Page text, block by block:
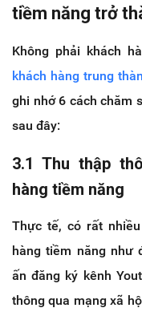
tiềm năng trở
Không phải khách
khách hàng trung
ghi nhớ 6 cách chăm
sau đây:
3.1 Thu thập
hàng tiềm năng
Thực tế, có rất
hàng tiềm năng như
ấn đăng ký kênh
thông qua mạng xã